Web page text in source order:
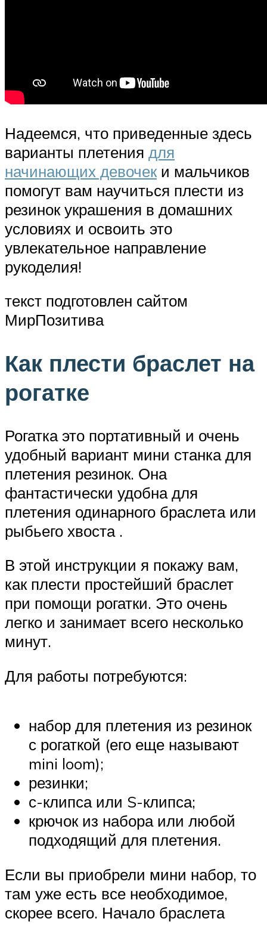
Надеемся, что приведенные здесь
варианты плетения для
начинающих девочек и мальчиков
помогут вам научиться плести из
резинок украшения в домашних
условиях и освоить это
увлекательное направление
рукоделия!
текст подготовлен сайтом
МирПозитива
Как плести браслет на
рогатке
Рогатка это портативный и очень
удобный вариант мини станка для
плетения резинок. Она
фантастически удобна для
плетения одинарного браслета или
рыбьего хвоста .
В этой инструкции я покажу вам,
как плести простейший браслет
при помощи рогатки. Это очень
легко и занимает всего несколько
минут.
Для работы потребуются:
набор для плетения из резинок
с рогаткой (его еще называют
mini loom);
резинки;
с-клипса или S-клипса;
крючок из набора или любой
подходящий для плетения.
Если вы приобрели мини набор, то
там уже есть все необходимое,
скорее всего. Начало браслета